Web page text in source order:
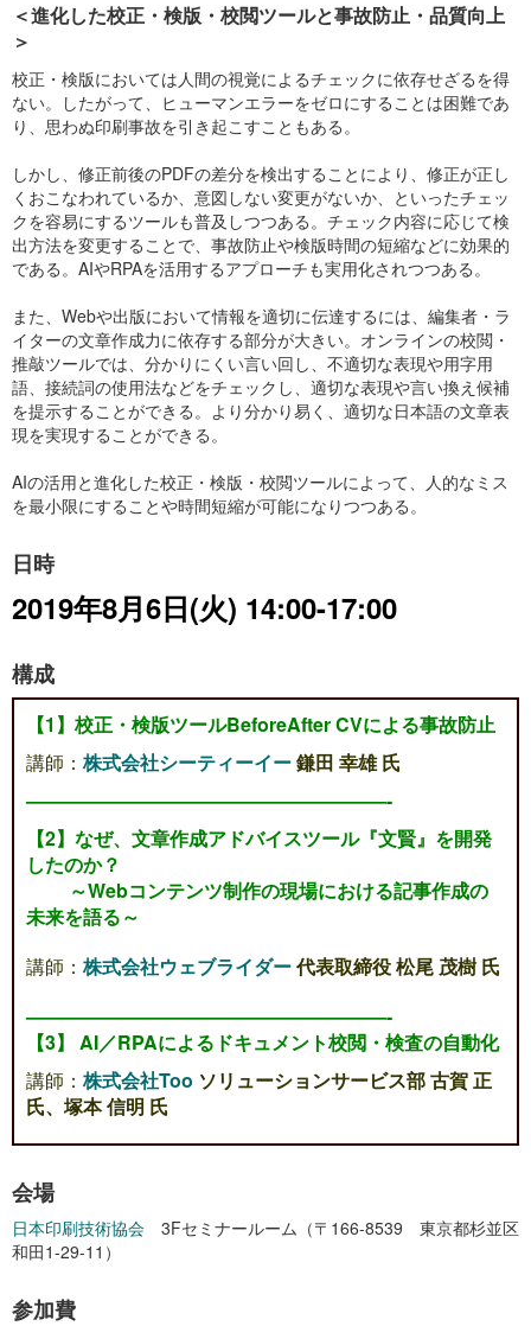
＜進化した校正・検版・校閲ツールと事故防止・品質向上
＞
校正・検版においては人間の視覚によるチェックに依存せざるを得
ない。したがって、ヒューマンエラーをゼロにすることは困難であ
り、思わぬ印刷事故を引き起こすこともある。
しかし、修正前後のPDFの差分を検出することにより、修正が正し
くおこなわれているか、意図しない変更がないか、といったチェッ
クを容易にするツールも普及しつつある。チェック内容に応じて検
出方法を変更することで、事故防止や検版時間の短縮などに効果的
である。AIやRPAを活用するアプローチも実用化されつつある。
また、Webや出版において情報を適切に伝達するには、編集者・ラ
イターの文章作成力に依存する部分が大きい。オンラインの校閲・
推敲ツールでは、分かりにくい言い回し、不適切な表現や用字用
語、接続詞の使用法などをチェックし、適切な表現や言い換え候補
を提示することができる。より分かり易く、適切な日本語の文章表
現を実現することができる。
AIの活用と進化した校正・検版・校閲ツールによって、人的なミス
を最小限にすることや時間短縮が可能になりつつある。
日時
2019年8月6日(火) 14:00-17:00
構成
【1】 校正・検版ツールBeforeAfter CVによる事故防止
講師： 株式会社シーティーイー鎌田 幸雄 氏
———————————————————-
【2】なぜ、文章作成アドバイスツール『文賢』を開発
したのか？
～Webコンテンツ制作の現場における記事作成の
未来を語る～
講師： 株式会社ウェブライダー代表取締役 松尾 茂樹 氏
———————————————————-
【3】 AI／RPAによるドキュメント校閲・検査の自動化
講師： 株式会社Too ソリューションサービス部 古賀 正
氏、塚本 信明 氏
会場
日本印刷技術協会 3Fセミナールーム（〒166-8539 東京都杉並区
和田1-29-11）
参加費